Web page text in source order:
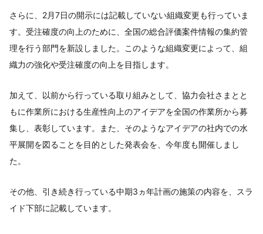
さらに、2月7日の開示には記載していない組織変更も行っていま
す。受注確度の向上のために、全国の総合評価案件情報の集約管
理を行う部門を新設しました。このような組織変更によって、組
織力の強化や受注確度の向上を目指します。
加えて、以前から行っている取り組みとして、協力会社さまとと
もに作業所における生産性向上のアイデアを全国の作業所から募
集し、表彰しています。また、そのようなアイデアの社内での水
平展開を図ることを目的とした発表会を、今年度も開催しまし
た。
その他、引き続き行っている中期3ヵ年計画の施策の内容を、スラ
イド下部に記載しています。